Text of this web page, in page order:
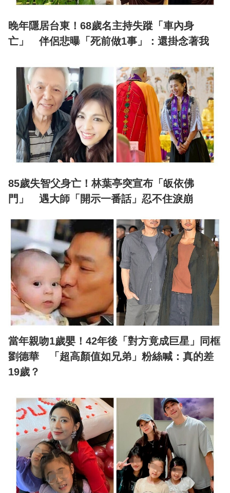
晚年隱居台東！68歲名主持失蹤「車內身
亡」 伴侶悲曝「死前做1事」：還掛念著我
85歲失智父身亡！林葉亭突宣布「皈依佛
門」 遇大師「開示一番話」忍不住淚崩
當年親吻1歲嬰！42年後「對方竟成巨星」同框
劉德華 「超高顏值如兄弟」粉絲喊：真的差
19歲？